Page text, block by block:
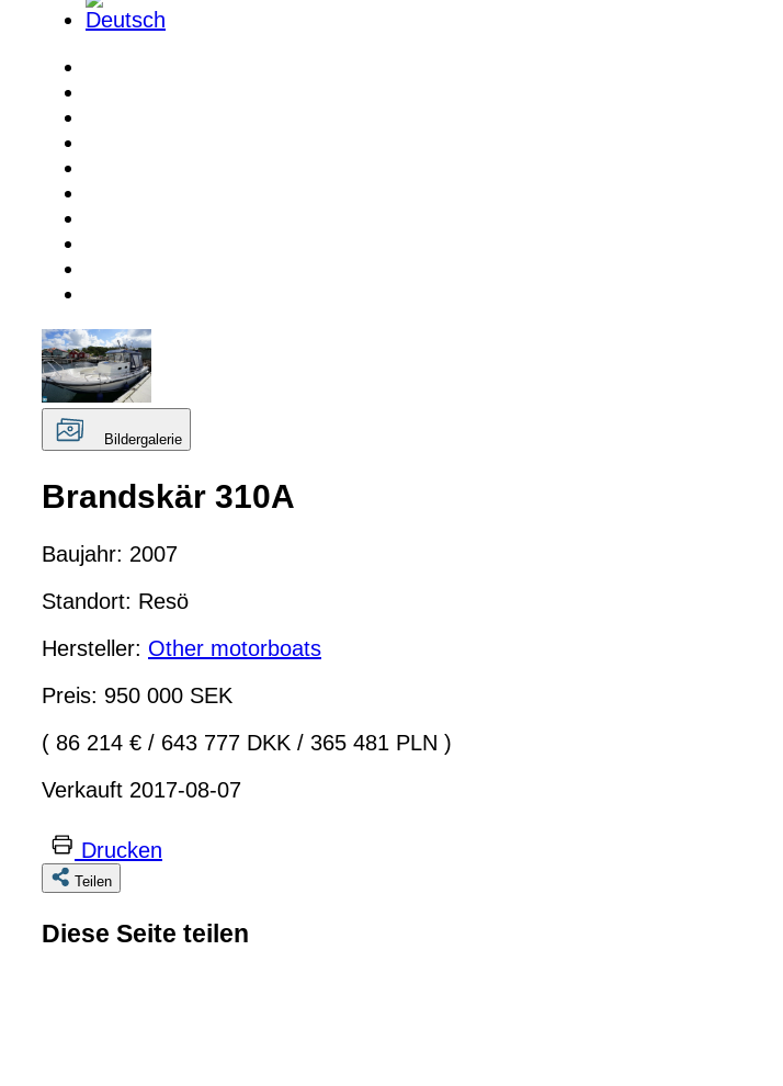
Bildergalerie
Brandskär 310A
Baujahr: 2007
Standort: Resö
Hersteller: Other motorboats
Preis: 950 000 SEK
( 86 214 € / 643 777 DKK / 365 481 PLN )
Verkauft 2017-08-07
Drucken
Teilen
Diese Seite teilen